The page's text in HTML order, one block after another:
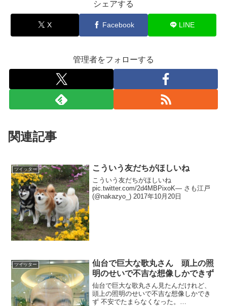
シェアする
X Facebook LINE
管理者をフォローする
関連記事
ツイッター こういう友だちがほしいね
こういう友だちがほしいね
pic.twitter.com/2d4MBPixoK— さも江戸
(@nakazyo_) 2017年10月20日
ツイッター
仙台で巨大な歌丸さん 頭上の照
明のせいで不吉な想像しかできず
仙台で巨大な歌丸さん見たんだけれど、
頭上の照明のせいで不吉な想像しかでき
ず 不安でたまらなくなった。